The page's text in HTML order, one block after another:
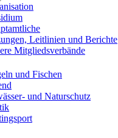
Leitlinien und Berichte
Mitgliedsverbände
und Fischen
und Naturschutz